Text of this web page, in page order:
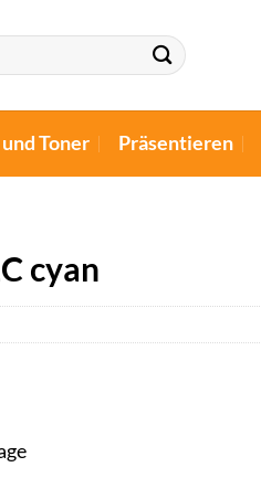
Toner Präsentieren
cyan